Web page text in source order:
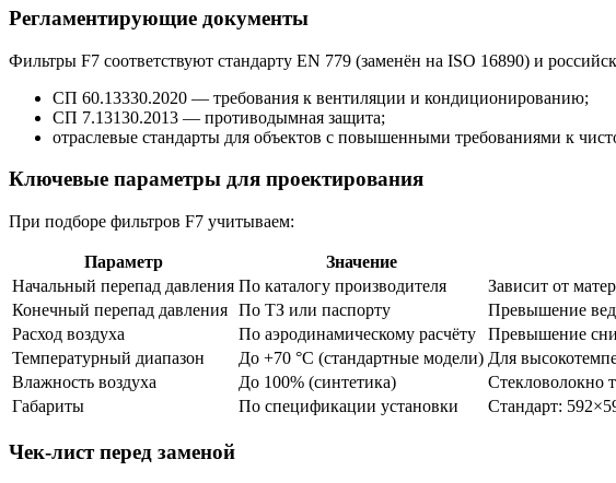
Регламентирующие документы
Фильтры F7 соответствуют стандарту EN 779 (заменён на ISO 16890) и
СП 60.13330.2020 — требования к вентиляции и кондиционированию;
СП 7.13130.2013 — противодымная защита;
отраслевые стандарты для объектов с повышенными требованиями к
Ключевые параметры для проектирования
При подборе фильтров F7 учитываем:
Параметр Значение
Начальный перепад давления По каталогу производителя
Зависит от
Конечный перепад давления По ТЗ или паспорту
Превышение
Расход воздуха
По аэродинамическому расчёту
Превышение
Температурный диапазон
До +70 °C (стандартные модели) Для
Влажность воздуха
До 100% (синтетика)
Стекловолокно
Габариты
По спецификации установки Стандарт:
Чек-лист перед заменой